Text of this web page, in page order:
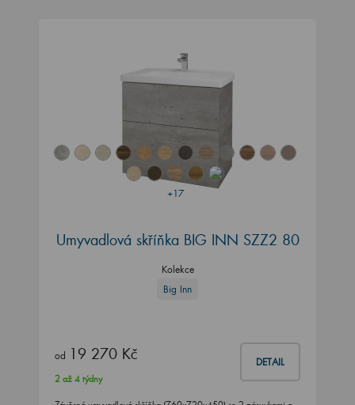
+17
Umyvadlová skříňka BIG INN SZZ2 80
Kolekce
Big Inn
od 19 270 Kč DETAIL
2 až 4 týdny